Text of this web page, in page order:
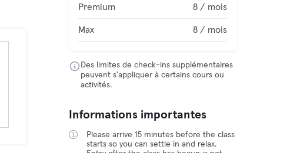
Premium 8 / mois
Max 8 / mois
Des limites de check-ins supplémentaires
peuvent s'appliquer à certains cours ou
activités.
Informations importantes
Please arrive 15 minutes before the class
starts so you can settle in and relax.